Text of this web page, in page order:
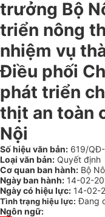
trưởng Bộ
triển nông
nhiệm vụ
Điều phối
phát triển
thịt an toàn
Nội
Số hiệu văn bản: 619/QĐ-
Loại văn bản: Quyết định
Cơ quan ban hành: Bộ
Ngày ban hành: 14-02-
Ngày có hiệu lực: 14-02-
Tình trạng hiệu lực: Đang
Ngôn ngữ: